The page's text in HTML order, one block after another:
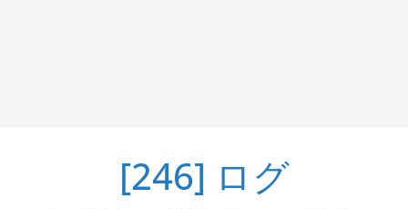
[246] ログ